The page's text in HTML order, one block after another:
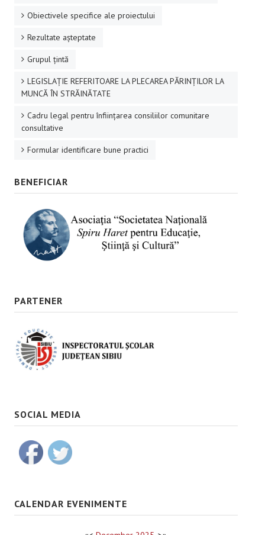
Obiectivele specifice ale proiectului
Rezultate aşteptate
Grupul ţintă
LEGISLAȚIE REFERITOARE LA PLECAREA PĂRINȚILOR LA
MUNCĂ ÎN STRĂINĂTATE
Cadru legal pentru înființarea consiliilor comunitare
consultative
Formular identificare bune practici
BENEFICIAR
PARTENER
SOCIAL MEDIA
CALENDAR EVENIMENTE